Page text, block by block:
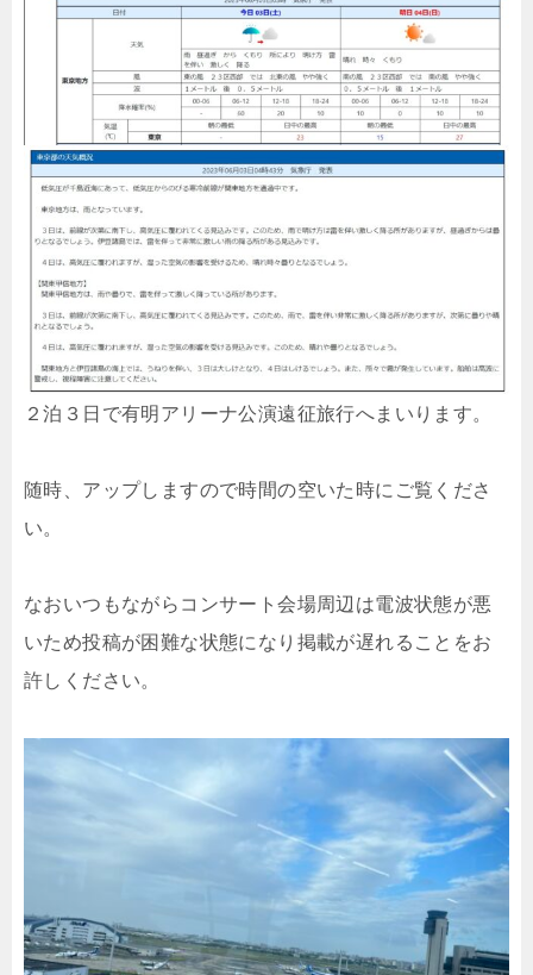
２泊３日で有明アリーナ公演遠征旅行へまいります。
随時、アップしますので時間の空いた時にご覧くださ
い。
なおいつもながらコンサート会場周辺は電波状態が悪
いため投稿が困難な状態になり掲載が遅れることをお
許しください。